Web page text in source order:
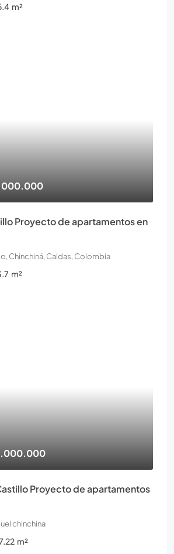
m²
Proyecto de apartamentos en
Chinchiná, Caldas, Colombia
m²
Proyecto de apartamentos
chinchina
m²